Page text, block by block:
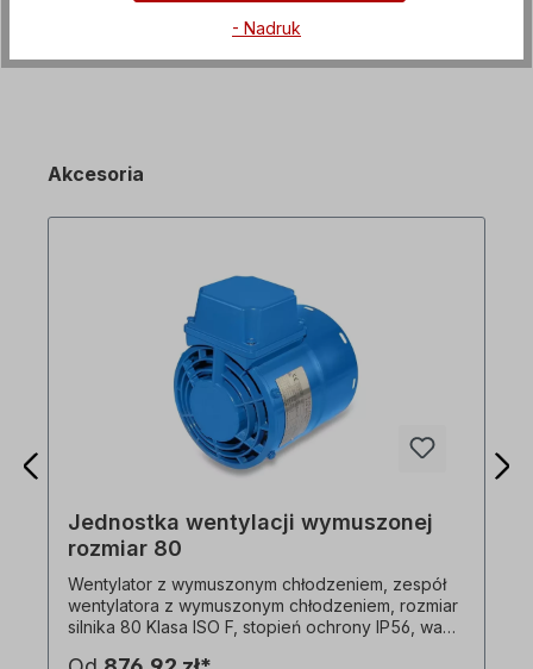
Akcesoria
Jednostka wentylacji wymuszonej
rozmiar 80
Wentylator z wymuszonym chłodzeniem, zespół
wentylatora z wymuszonym chłodzeniem, rozmiar
silnika 80 Klasa ISO F, stopień ochrony IP56, waga
- Nadruk